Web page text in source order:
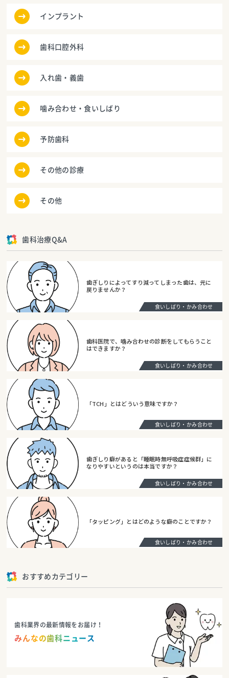
インプラント
歯科口腔外科
入れ歯・義歯
噛み合わせ・食いしばり
予防歯科
その他の診療
その他
歯科治療Q&A
歯ぎしりによってすり減ってしまった歯は、元に
戻りませんか？
食いしばり・かみ合わせ
歯科医院で、噛み合わせの診断をしてもらうこと
はできますか？
食いしばり・かみ合わせ
「TCH」とはどういう意味ですか？
食いしばり・かみ合わせ
歯ぎしり癖があると「睡眠時無呼吸症症候群」に
なりやすいというのは本当ですか？
食いしばり・かみ合わせ
「タッピング」とはどのような癖のことですか？
食いしばり・かみ合わせ
おすすめカテゴリー
歯科業界の最新情報をお届け！
みんなの歯科ニュース